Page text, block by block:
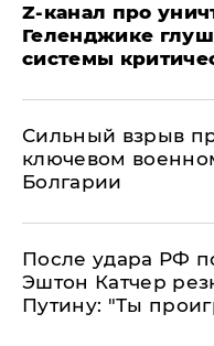
Z-канал про
Геленджике
системы
Сильный взрыв
ключевом
Болгарии
После удара РФ
Эштон Катчер
Путину: "Ты